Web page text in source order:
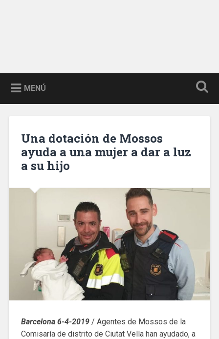
MENÚ
Una dotación de Mossos
ayuda a una mujer a dar a luz
a su hijo
Barcelona 6-4-2019/ Agentes de Mossos de la
Comisaría de distrito de Ciutat Vella han ayudado, a